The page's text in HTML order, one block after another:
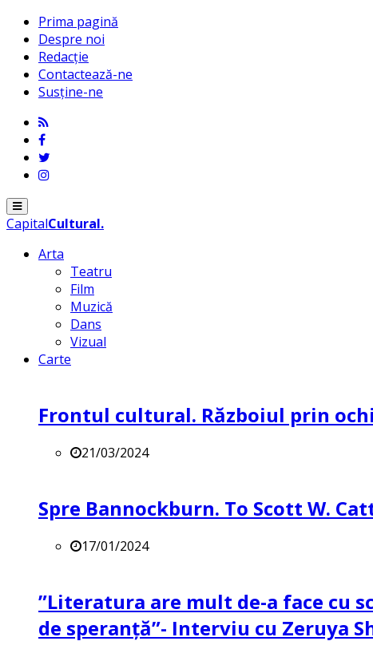
Prima pagină
Despre noi
Redacție
Contactează-ne
Susține-ne
Menu
CapitalCultural.
Arta
Teatru
Film
Muzică
Dans
Vizual
Carte
Frontul cultural. Războiul prin
21/03/2024
Spre Bannockburn. To Scott W.
17/01/2024
”Literatura are mult de-a face cu
de speranță”- Interviu cu Zeruya